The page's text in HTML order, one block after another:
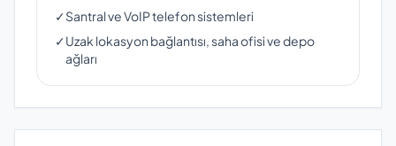
✓Santral ve VoIP telefon sistemleri
✓Uzak lokasyon bağlantısı, saha ofisi ve depo
ağları